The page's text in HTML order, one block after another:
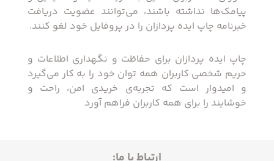
پیامک‌ها نداشته باشند، می‌توانند عضویت دریافت
خبرنامه چاپ ایده پردازان را در پروفایل خود لغو کنند.
چاپ ایده پردازان برای حفاظت و نگهداری اطلاعات و
حریم شخصی کاربران همه توان خود را به کار می‌گیرد
و امیدوار است که تجربه‌ی خریدی امن، راحت و
خوشایند را برای همه کاربران فراهم آورد